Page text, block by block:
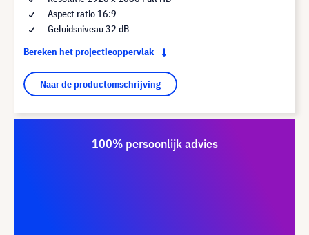
Aspect ratio 16:9
Geluidsniveau 32 dB
Bereken het projectieoppervlak
Naar de productomschrijving
100% persoonlijk advies